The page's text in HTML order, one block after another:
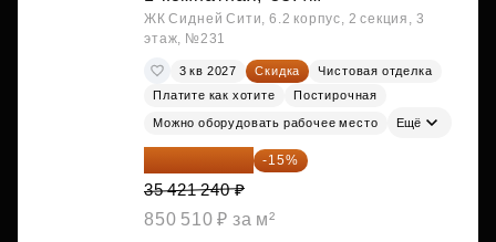
ЖК Сидней Сити, 6.2 корпус, 2 секция, 3
этаж, №231
3 кв 2027 Скидка
Чистовая отделка
Платите как хотите
Постирочная
Можно оборудовать рабочее место Ещё
30 108 054 ₽ -15%
35 421 240 ₽
850 510 ₽ за м²